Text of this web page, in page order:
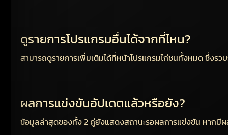
ดูรายการโปรแกรมอื่นได้จากที่ไหน?
สามารถดูรายการเพิ่มเติมได้ที่หน้าโปรแกรมไก่ชนทั้งหมด ซึ่งร
ผลการแข่งขันอัปเดตแล้วหรือยัง?
ข้อมูลล่าสุดของทั้ง 2 คู่ยังแสดงสถานะรอผลการแข่งขัน หากมี